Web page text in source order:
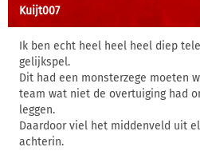
Kuijt007
Ik ben echt heel heel heel diep
gelijkspel.
Dit had een monsterzege moeten
team wat niet de overtuiging had
leggen.
Daardoor viel het middenveld uit
achterin.